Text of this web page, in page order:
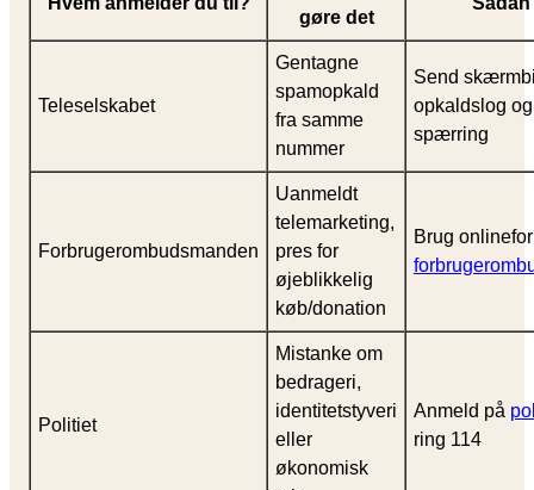
gøre det
Teleselskabet
Gentagne
spamopkald
fra samme
nummer
Send
opkaldslog
spærring
Forbrugerombudsmanden
Uanmeldt
telemarketing,
pres for
øjeblikkelig
køb/donation
Brug
Politiet
Mistanke om
bedrageri,
identitetstyveri
eller
økonomisk
Anmeld på
ring 114